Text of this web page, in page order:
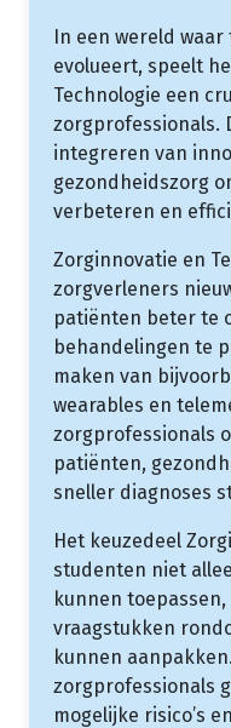
In een wereld
evolueert, speelt
Technologie een
zorgprofessionals.
integreren van
gezondheidszorg
verbeteren en
Zorginnovatie en
zorgverleners
patiënten beter te
behandelingen te
maken van
wearables en
zorgprofessionals
patiënten,
sneller diagnoses
Het keuzedeel
studenten niet
kunnen
vraagstukken
kunnen
zorgprofessionals
mogelijke risico’s